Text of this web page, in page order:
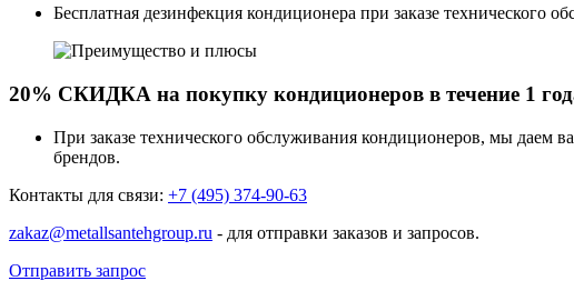
Бесплатная дезинфекция кондиционера при заказе
20% СКИДКА на покупку кондиционеров в течение 1
При заказе технического обслуживания кондиционеров, мы даем
брендов.
Контакты для связи: +7 (495) 374-90-63
zakaz@metallsantehgroup.ru - для отправки заказов и запросов.
Отправить запрос